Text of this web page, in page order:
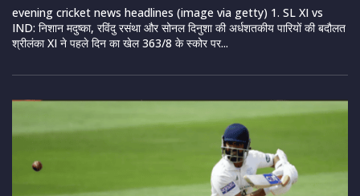
evening cricket news headlines (image via getty) 1. SL XI vs
IND: निशान मदुष्का, रविंदु रसंथा और सोनल दिनुशा की अर्धशतकीय पारियों की बदौलत
श्रीलंका XI ने पहले दिन का खेल 363/8 के स्कोर पर...